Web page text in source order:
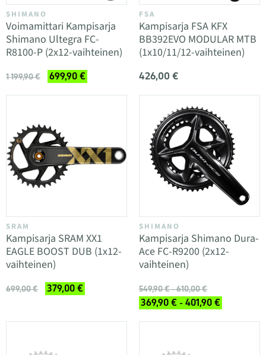
SHIMANO
Voimamittari Kampisarja
Shimano Ultegra FC-
R8100-P (2x12-vaihteinen)
1 199,90 € 699,90 €
FSA
Kampisarja FSA KFX
BB392EVO MODULAR MTB
(1x10/11/12-vaihteinen)
426,00 €
SRAM
Kampisarja SRAM XX1
EAGLE BOOST DUB (1x12-
vaihteinen)
699,00 € 379,00 €
SHIMANO
Kampisarja Shimano Dura-
Ace FC-R9200 (2x12-
vaihteinen)
549,90 € - 610,00 €
369,90 € - 401,90 €